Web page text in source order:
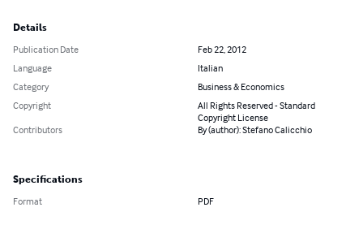
Details
Publication Date
Feb 22, 2012
Language
Italian
Category
Business & Economics
Copyright
All Rights Reserved - Standard
Copyright License
Contributors
By (author): Stefano Calicchio
Specifications
Format PDF